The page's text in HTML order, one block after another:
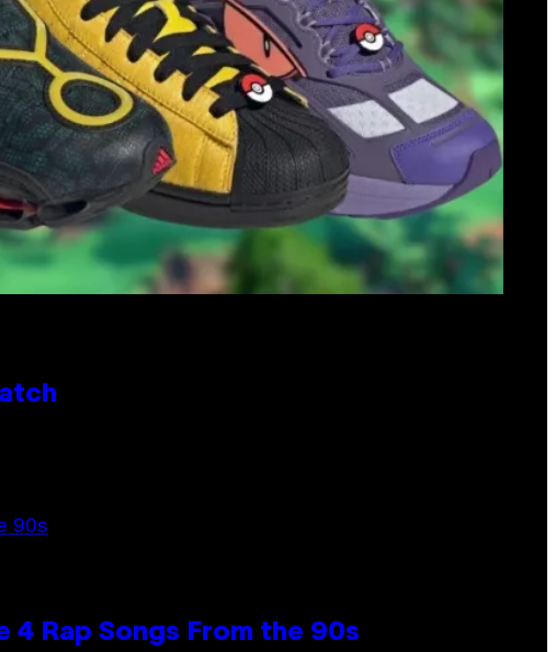
4 Rap Songs From the 90s